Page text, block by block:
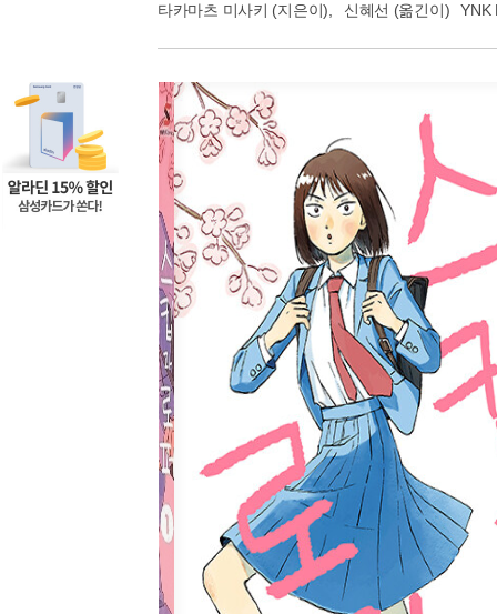
타카마츠 미사키 (지은이), 신혜선 (옮긴이) YNK